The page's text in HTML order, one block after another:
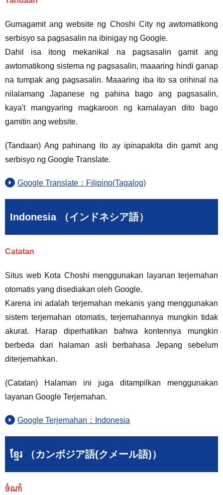
Gumagamit ang website ng Choshi City ng awtomatikong
serbisyo sa pagsasalin na ibinigay ng Google.
Dahil isa itong mekanikal na pagsasalin gamit ang
awtomatikong sistema ng pagsasalin, maaaring hindi ganap
na tumpak ang pagsasalin. Maaaring iba ito sa orihinal na
nilalamang Japanese ng pahina bago ang pagsasalin,
kaya't mangyaring magkaroon ng kamalayan dito bago
gamitin ang website.
(Tandaan) Ang pahinang ito ay ipinapakita din gamit ang
serbisyo ng Google Translate.
Google Translate：Filipino(Tagalog)
Indonesia （インドネシア語）
Catatan
Situs web Kota Choshi menggunakan layanan terjemahan
otomatis yang disediakan oleh Google.
Karena ini adalah terjemahan mekanis yang menggunakan
sistem terjemahan otomatis, terjemahannya mungkin tidak
akurat. Harap diperhatikan bahwa kontennya mungkin
berbeda dari halaman asli berbahasa Jepang sebelum
diterjemahkan.
(Catatan) Halaman ini juga ditampilkan menggunakan
layanan Google Terjemahan.
Google Terjemahan：Indonesia
ខ្មែរ （カンボジア語(クメール語)）
ចំណាំ